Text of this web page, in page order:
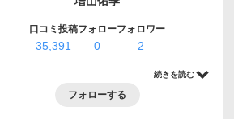
口コミ投稿
35,391
フォロー
0
フォロワー
2
続きを読む
フォローする